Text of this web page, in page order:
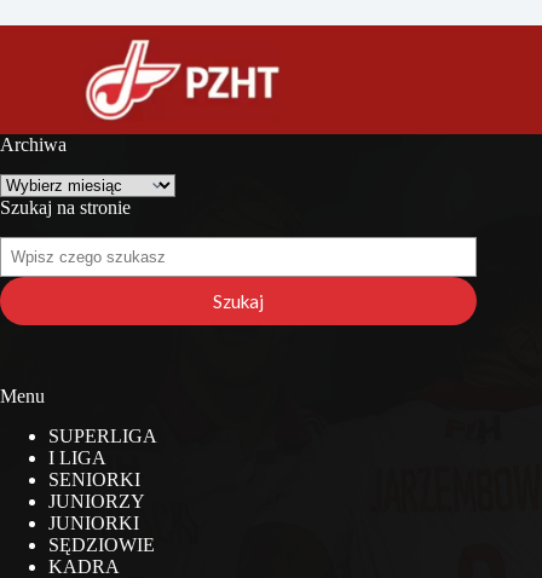
Archiwa
Archiwa
Szukaj na stronie
na
stronie
Szukaj
Menu
SUPERLIGA
I LIGA
SENIORKI
JUNIORZY
JUNIORKI
SĘDZIOWIE
KADRA